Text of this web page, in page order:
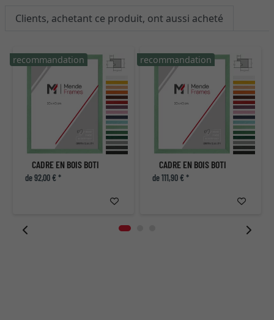
Clients, achetant ce produit, ont aussi acheté
CADRE EN BOIS BOTI
de 92,00 € *
recommandation
CADRE EN BOIS BOTI
de 111,90 € *
recommandation